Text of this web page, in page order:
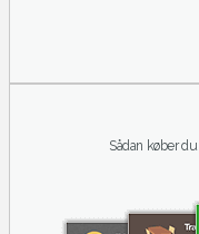
Sådan køber du